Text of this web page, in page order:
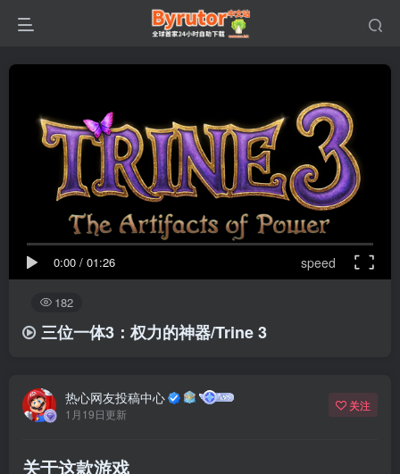
0:00 / 01:26 speed
182
三位一体3：权力的神器/Trine 3
热心网友投稿中心
1月19日更新
关注
关于这款游戏